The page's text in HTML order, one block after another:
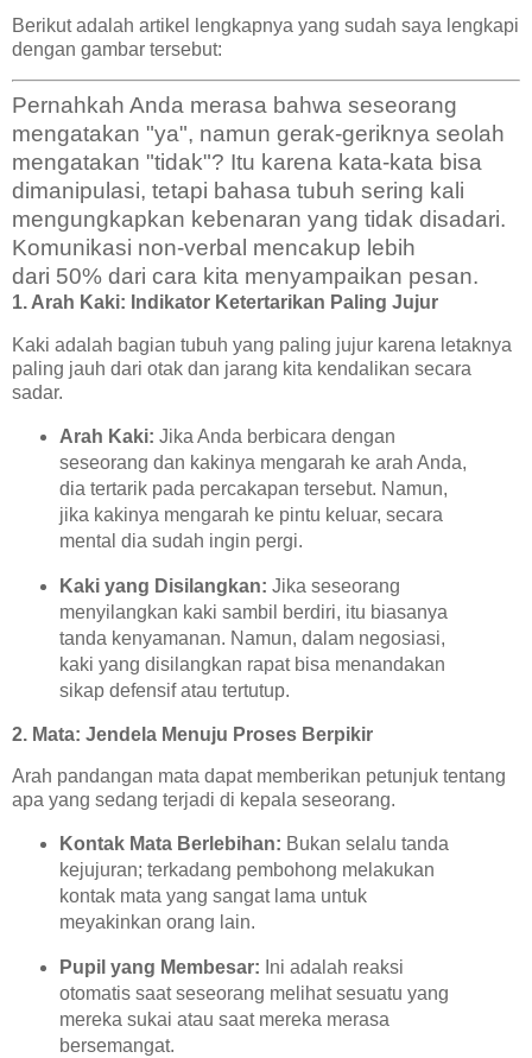
Berikut adalah artikel lengkapnya yang sudah saya lengkapi
dengan gambar tersebut:
Pernahkah Anda merasa bahwa seseorang
mengatakan "ya", namun gerak-geriknya seolah
mengatakan "tidak"? Itu karena kata-kata bisa
dimanipulasi, tetapi bahasa tubuh sering kali
mengungkapkan kebenaran yang tidak disadari.
Komunikasi non-verbal mencakup lebih
dari 50% dari cara kita menyampaikan pesan.
1. Arah Kaki: Indikator Ketertarikan Paling Jujur
Kaki adalah bagian tubuh yang paling jujur karena letaknya
paling jauh dari otak dan jarang kita kendalikan secara
sadar.
Arah Kaki: Jika Anda berbicara dengan
seseorang dan kakinya mengarah ke arah Anda,
dia tertarik pada percakapan tersebut. Namun,
jika kakinya mengarah ke pintu keluar, secara
mental dia sudah ingin pergi.
Kaki yang Disilangkan: Jika seseorang
menyilangkan kaki sambil berdiri, itu biasanya
tanda kenyamanan. Namun, dalam negosiasi,
kaki yang disilangkan rapat bisa menandakan
sikap defensif atau tertutup.
2. Mata: Jendela Menuju Proses Berpikir
Arah pandangan mata dapat memberikan petunjuk tentang
apa yang sedang terjadi di kepala seseorang.
Kontak Mata Berlebihan: Bukan selalu tanda
kejujuran; terkadang pembohong melakukan
kontak mata yang sangat lama untuk
meyakinkan orang lain.
Pupil yang Membesar: Ini adalah reaksi
otomatis saat seseorang melihat sesuatu yang
mereka sukai atau saat mereka merasa
bersemangat.